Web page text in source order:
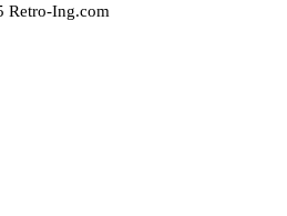
Retro-Ing.com